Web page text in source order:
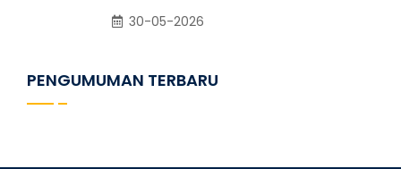
30-05-2026
PENGUMUMAN TERBARU